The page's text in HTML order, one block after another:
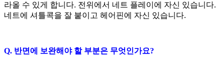
라올 수 있게 합니다. 전위에서 네트 플레이에 자신 있습니다.
네트에 셔틀콕을 잘 붙이고 헤어핀에 자신 있습니다.
Q. 반면에 보완해야 할 부분은 무엇인가요?